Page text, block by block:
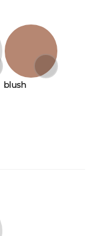
blush